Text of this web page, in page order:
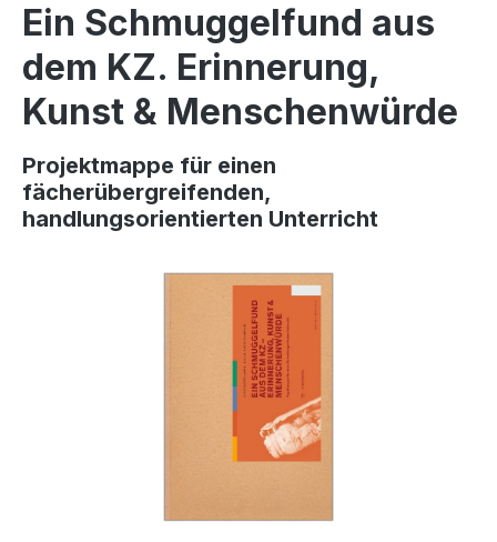
Ein Schmuggelfund aus
dem KZ. Erinnerung,
Kunst & Menschenwürde
Projektmappe für einen
fächerübergreifenden,
handlungsorientierten Unterricht